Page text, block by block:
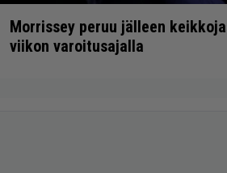
Morrissey peruu jälleen
viikon varoitusajalla